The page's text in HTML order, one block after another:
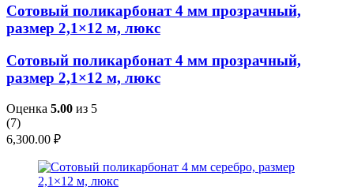
Сотовый поликарбонат 4 мм прозрачный,
размер 2,1×12 м, люкс
Сотовый поликарбонат 4 мм прозрачный,
размер 2,1×12 м, люкс
Оценка 5.00 из 5
(7)
6,300.00 ₽